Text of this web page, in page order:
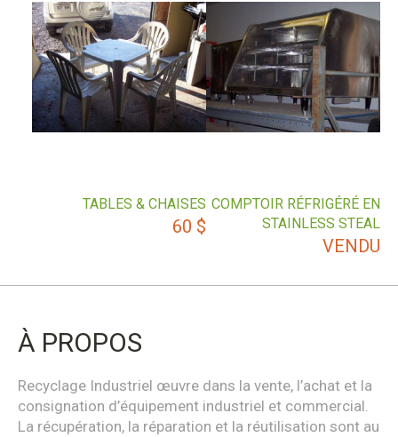
COMPTOIR RÉFRIGÉRÉ EN
STAINLESS STEAL
VENDU
TABLES & CHAISES
60 $
À PROPOS
Recyclage Industriel œuvre dans la vente, l’achat et la
consignation d’équipement industriel et commercial.
La récupération, la réparation et la réutilisation sont au